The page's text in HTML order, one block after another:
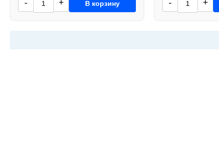
- + В корзину - +